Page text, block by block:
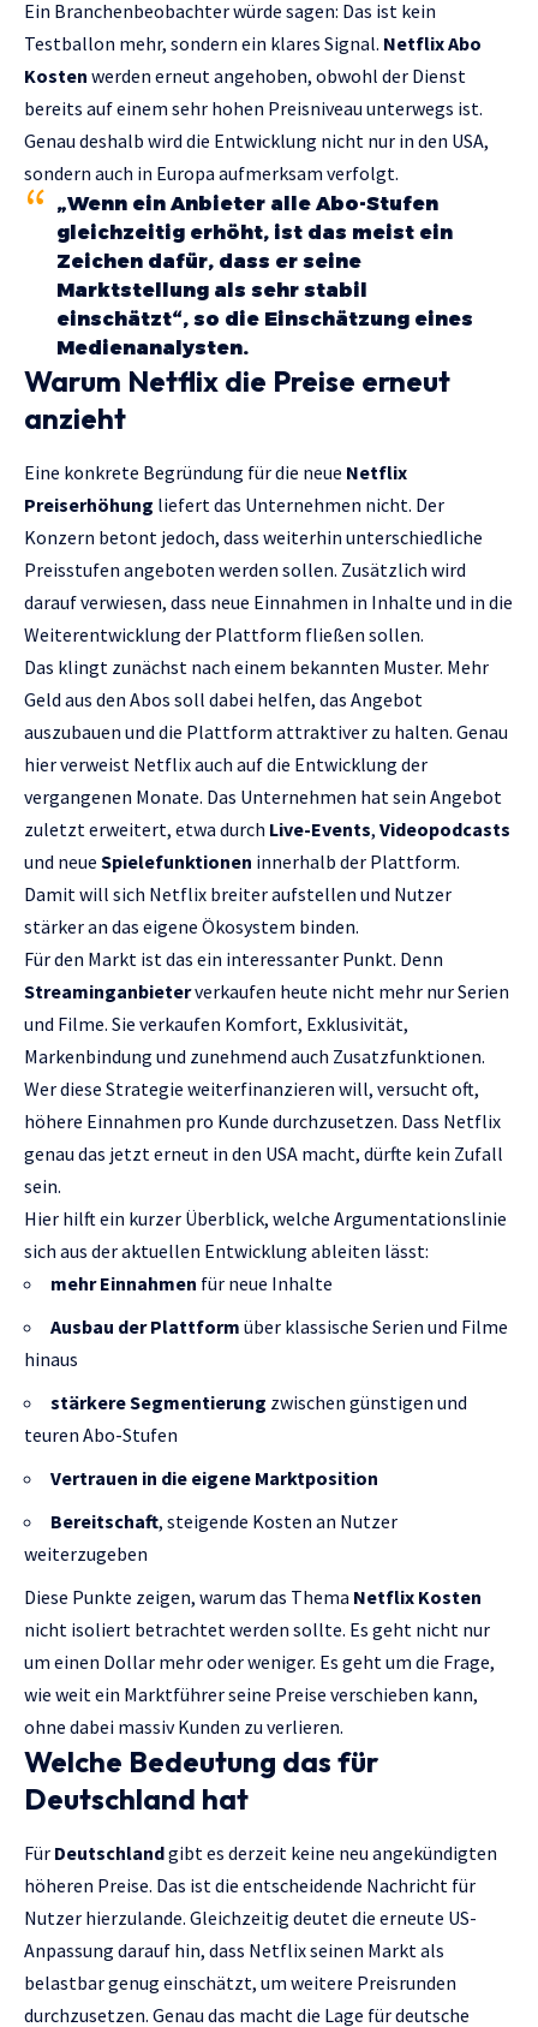
Ein Branchenbeobachter würde sagen: Das ist kein
Testballon mehr, sondern ein klares Signal. Netflix Abo
Kosten werden erneut angehoben, obwohl der Dienst
bereits auf einem sehr hohen Preisniveau unterwegs ist.
Genau deshalb wird die Entwicklung nicht nur in den USA,
sondern auch in Europa aufmerksam verfolgt.
„Wenn ein Anbieter alle Abo-Stufen
gleichzeitig erhöht, ist das meist ein
Zeichen dafür, dass er seine
Marktstellung als sehr stabil
einschätzt“, so die Einschätzung eines
Medienanalysten.
Warum Netflix die Preise erneut
anzieht
Eine konkrete Begründung für die neue Netflix
Preiserhöhung liefert das Unternehmen nicht. Der
Konzern betont jedoch, dass weiterhin unterschiedliche
Preisstufen angeboten werden sollen. Zusätzlich wird
darauf verwiesen, dass neue Einnahmen in Inhalte und in die
Weiterentwicklung der Plattform fließen sollen.
Das klingt zunächst nach einem bekannten Muster. Mehr
Geld aus den Abos soll dabei helfen, das Angebot
auszubauen und die Plattform attraktiver zu halten. Genau
hier verweist Netflix auch auf die Entwicklung der
vergangenen Monate. Das Unternehmen hat sein Angebot
zuletzt erweitert, etwa durch Live-Events, Videopodcasts
und neue Spielefunktionen innerhalb der Plattform.
Damit will sich Netflix breiter aufstellen und Nutzer
stärker an das eigene Ökosystem binden.
Für den Markt ist das ein interessanter Punkt. Denn
Streaminganbieterverkaufen heute nicht mehr nur Serien
und Filme. Sie verkaufen Komfort, Exklusivität,
Markenbindung und zunehmend auch Zusatzfunktionen.
Wer diese Strategie weiterfinanzieren will, versucht oft,
höhere Einnahmen pro Kunde durchzusetzen. Dass Netflix
genau das jetzt erneut in den USA macht, dürfte kein Zufall
sein.
Hier hilft ein kurzer Überblick, welche Argumentationslinie
sich aus der aktuellen Entwicklung ableiten lässt:
mehr Einnahmen für neue Inhalte
Ausbau der Plattform über klassische Serien und Filme
hinaus
stärkere Segmentierung zwischen günstigen und
teuren Abo-Stufen
Vertrauen in die eigene Marktposition
Bereitschaft, steigende Kosten an Nutzer
weiterzugeben
Diese Punkte zeigen, warum das Thema Netflix Kosten
nicht isoliert betrachtet werden sollte. Es geht nicht nur
um einen Dollar mehr oder weniger. Es geht um die Frage,
wie weit ein Marktführer seine Preise verschieben kann,
ohne dabei massiv Kunden zu verlieren.
Welche Bedeutung das für
Deutschland hat
Für Deutschlandgibt es derzeit keine neu angekündigten
höheren Preise. Das ist die entscheidende Nachricht für
Nutzer hierzulande. Gleichzeitig deutet die erneute US-
Anpassung darauf hin, dass Netflix seinen Markt als
belastbar genug einschätzt, um weitere Preisrunden
durchzusetzen. Genau das macht die Lage für deutsche